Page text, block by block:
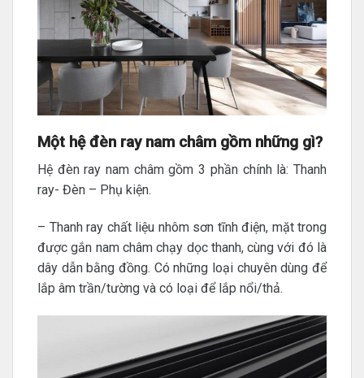
Một hệ đèn ray nam châm gồm những gì?
Hệ đèn ray nam châm gồm 3 phần chính là: Thanh
ray- Đèn – Phụ kiện.
– Thanh ray chất liệu nhôm sơn tĩnh điện, mặt trong
được gắn nam châm chạy dọc thanh, cùng với đó là
dây dẫn bằng đồng. Có những loại chuyên dùng để
lắp âm trần/tường và có loại để lắp nổi/thả.